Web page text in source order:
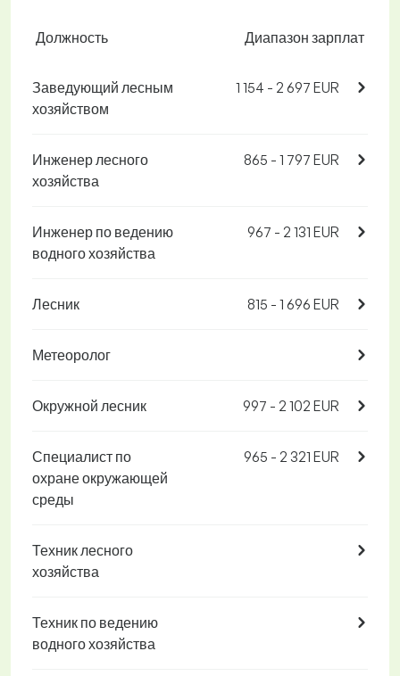
Должность Диапазон зарплат
Заведующий лесным
хозяйством
1 154 - 2 697 EUR
Инженер лесного
хозяйства
865 - 1 797 EUR
Инженер по ведению
водного хозяйства
967 - 2 131 EUR
Лесник 815 - 1 696 EUR
Метеоролог
Окружной лесник 997 - 2 102 EUR
Специалист по
охране окружающей
среды
965 - 2 321 EUR
Техник лесного
хозяйства
Техник по ведению
водного хозяйства